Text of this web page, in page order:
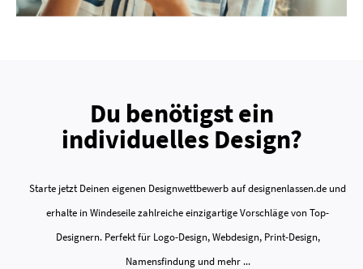
Du benötigst ein
individuelles Design?
Starte jetzt Deinen eigenen Designwettbewerb auf designenlassen.de und
erhalte in Windeseile zahlreiche einzigartige Vorschläge von Top-
Designern. Perfekt für Logo-Design, Webdesign, Print-Design,
Namensfindung und mehr ...